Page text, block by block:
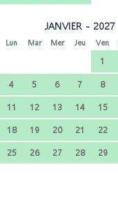
JANVIER - 2027
Lun Mar Mer Jeu Ven
1
4
5 6 7 8
11
12 13 14 15
18
19 20 21 22
25
26 27 28 29